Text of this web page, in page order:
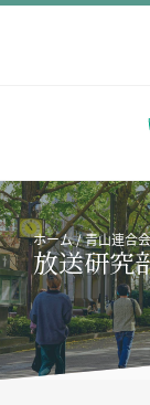
ホーム 青山連合会
放送研究